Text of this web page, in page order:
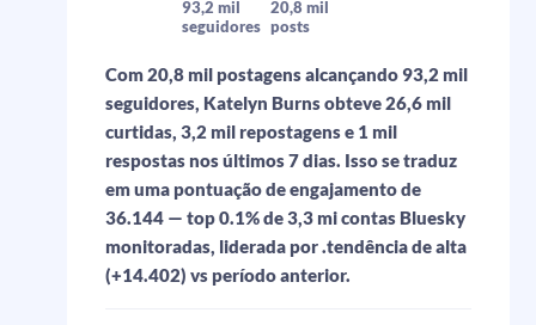
93,2 mil
seguidores
20,8 mil
posts
Com 20,8 mil postagens alcançando 93,2 mil
seguidores, Katelyn Burns obteve 26,6 mil
curtidas, 3,2 mil repostagens e 1 mil
respostas nos últimos 7 dias. Isso se traduz
em uma pontuação de engajamento de
36.144 — top 0.1% de 3,3 mi contas Bluesky
monitoradas, liderada por .tendência de alta
(+14.402) vs período anterior.